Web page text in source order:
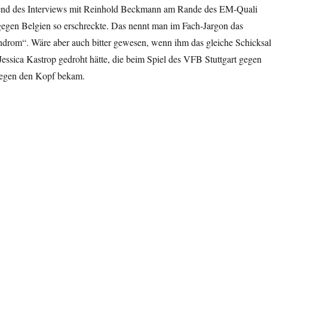
des Interviews mit Reinhold Beckmann am Rande des EM-Quali
Belgien so erschreckte. Das nennt man im Fach-Jargon das
Wäre aber auch bitter gewesen, wenn ihm das gleiche Schicksal
Kastrop gedroht hätte, die beim Spiel des VFB Stuttgart gegen
den Kopf bekam.
Mehmet Scholl erschreckt sich“